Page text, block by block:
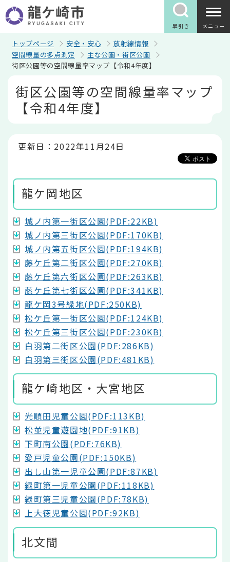
の
ペ
早引き メニュー
トップページ 安全・安心
放射線情報
空間線量の多点測定
主な公園・街区公園
街区公園等の空間線量率マップ【令和4年度】
街区公園等の空間線量率マップ
【令和4年度】
更新日：2022年11月24日
龍ケ岡地区
城ノ内第一街区公園(PDF:22KB)
城ノ内第三街区公園(PDF:170KB)
城ノ内第五街区公園(PDF:194KB)
藤ケ丘第二街区公園(PDF:270KB)
藤ケ丘第六街区公園(PDF:263KB)
藤ケ丘第七街区公園(PDF:341KB)
龍ケ岡3号緑地(PDF:250KB)
松ケ丘第一街区公園(PDF:124KB)
松ケ丘第三街区公園(PDF:230KB)
白羽第二街区公園(PDF:286KB)
白羽第三街区公園(PDF:481KB)
龍ケ崎地区・大宮地区
光順田児童公園(PDF:113KB)
松並児童遊園地(PDF:91KB)
下町南公園(PDF:76KB)
愛戸児童公園(PDF:150KB)
出し山第一児童公園(PDF:87KB)
緑町第一児童公園(PDF:118KB)
緑町第三児童公園(PDF:78KB)
上大徳児童公園(PDF:92KB)
北文間